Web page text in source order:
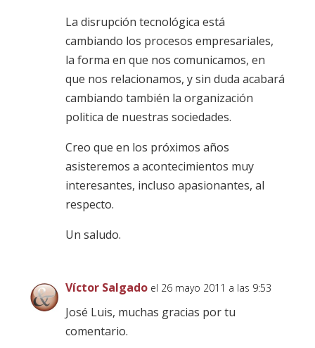
La disrupción tecnológica está
cambiando los procesos empresariales,
la forma en que nos comunicamos, en
que nos relacionamos, y sin duda acabará
cambiando también la organización
politica de nuestras sociedades.
Creo que en los próximos años
asisteremos a acontecimientos muy
interesantes, incluso apasionantes, al
respecto.
Un saludo.
Víctor Salgado el 26 mayo 2011 a las 9:53
José Luis, muchas gracias por tu
comentario.